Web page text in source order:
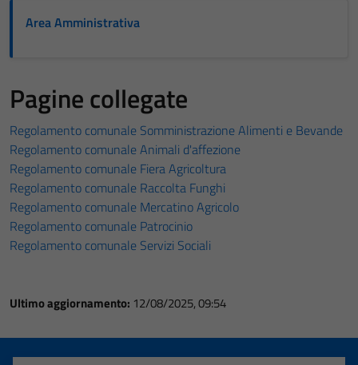
Area Amministrativa
Pagine collegate
Regolamento comunale Somministrazione Alimenti e Bevande
Regolamento comunale Animali d'affezione
Regolamento comunale Fiera Agricoltura
Regolamento comunale Raccolta Funghi
Regolamento comunale Mercatino Agricolo
Regolamento comunale Patrocinio
Regolamento comunale Servizi Sociali
Ultimo aggiornamento: 12/08/2025, 09:54